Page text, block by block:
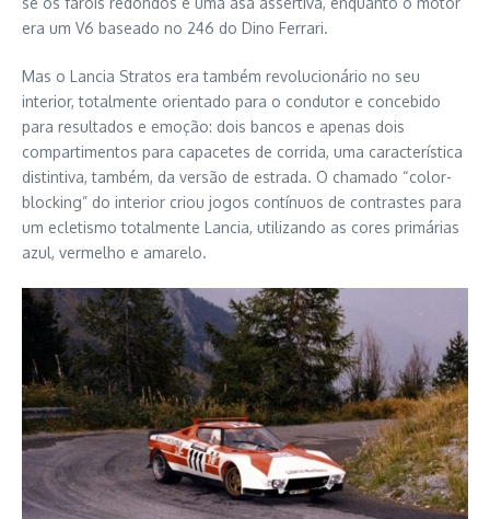
era um V6 baseado no 246 do Dino Ferrari.
Mas o Lancia Stratos era também revolucionário no seu
interior, totalmente orientado para o condutor e concebido
para resultados e emoção: dois bancos e apenas dois
compartimentos para capacetes de corrida, uma característica
distintiva, também, da versão de estrada. O chamado “color-
blocking” do interior criou jogos contínuos de contrastes para
um ecletismo totalmente Lancia, utilizando as cores primárias
azul, vermelho e amarelo.